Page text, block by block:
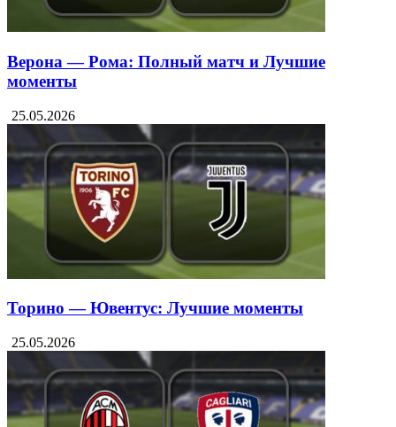
Верона — Рома: Полный матч и Лучшие
моменты
25.05.2026
Торино — Ювентус: Лучшие моменты
25.05.2026